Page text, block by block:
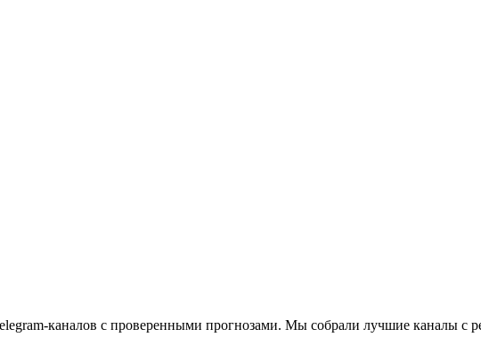
каналов с проверенными прогнозами. Мы собрали лучшие каналы с